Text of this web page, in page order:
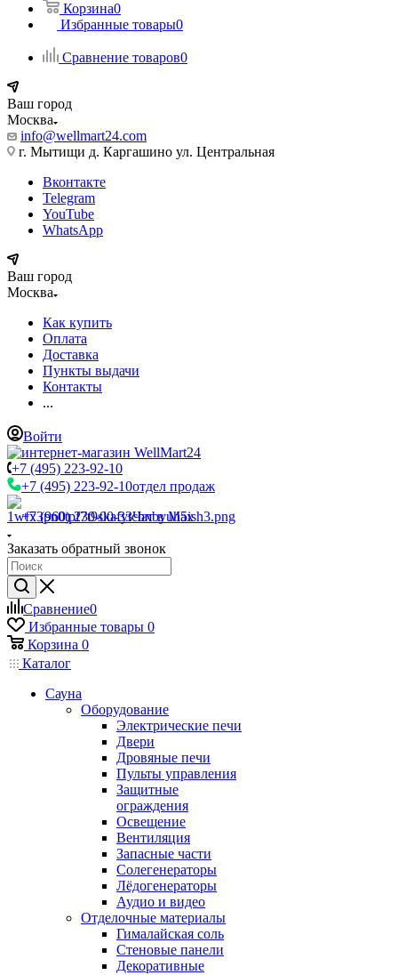
Корзина0
Избранные товары0
Сравнение товаров0
Ваш город
Москва
info@wellmart24.com
г. Мытищи д. Каргашино ул. Центральная
Вконтакте
Telegram
YouTube
WhatsApp
Ваш город
Москва
Как купить
Оплата
Доставка
Пункты выдачи
Контакты
...
Войти
+7 (495) 223-92-10
+7 (495) 223-92-10отдел продаж
+7 (960) 230-00-33Чат в Max
Заказать обратный звонок
Сравнение0
Избранные товары 0
Корзина 0
Каталог
Сауна
Оборудование
Электрические печи
Двери
Дровяные печи
Пульты управления
Защитные
ограждения
Освещение
Вентиляция
Запасные части
Солегенераторы
Лёдогенераторы
Аудио и видео
Отделочные материалы
Гималайская соль
Стеновые панели
Декоративные